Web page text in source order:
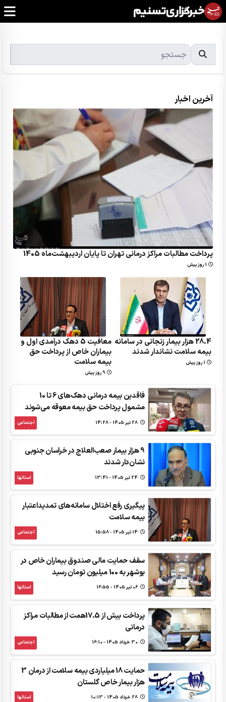
آخرین اخبار
پرداخت مطالبات مراکز درمانی تهران تا پایان اردیبهشت‌ماه 1405
1 روز پیش
28.4 هزار بیمار زنجانی در سامانه
بیمه سلامت نشاندار شدند
1 روز پیش
معافیت 5 دهک‌ درآمدی اول و
بیماران خاص از پرداخت حق
بیمه سلامت
9 روز پیش
فاقدین بیمه درمانی دهک‌های 6 تا 10
مشمول پرداخت حق بیمه معوقه می‌شوند
اجتماعی
9 هزار بیمار صعب‌العلاج در خراسان جنوبی
نشان‌دار شدند
استانها
پیگیری رفع اختلال سامانه‌های تمدیداعتبار
بیمه سلامت
اجتماعی
سقف حمایت مالی صندوق بیماران خاص در
بوشهر به 100 میلیون تومان رسید
استانها
پرداخت بیش از 17.5همت از مطالبات مراکز
درمانی
اجتماعی
حمایت 18 میلیاردی بیمه سلامت از درمان 3
هزار بیمار خاص ‌گلستان
استانها